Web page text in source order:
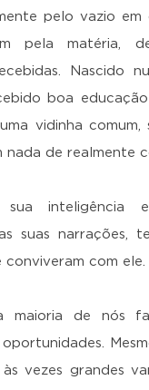
pelo vazio em
pela matéria,
Nascido
boa
vidinha comum,
nada de realmente
inteligência
suas narrações,
com ele.
maioria de nós
vezes grandes